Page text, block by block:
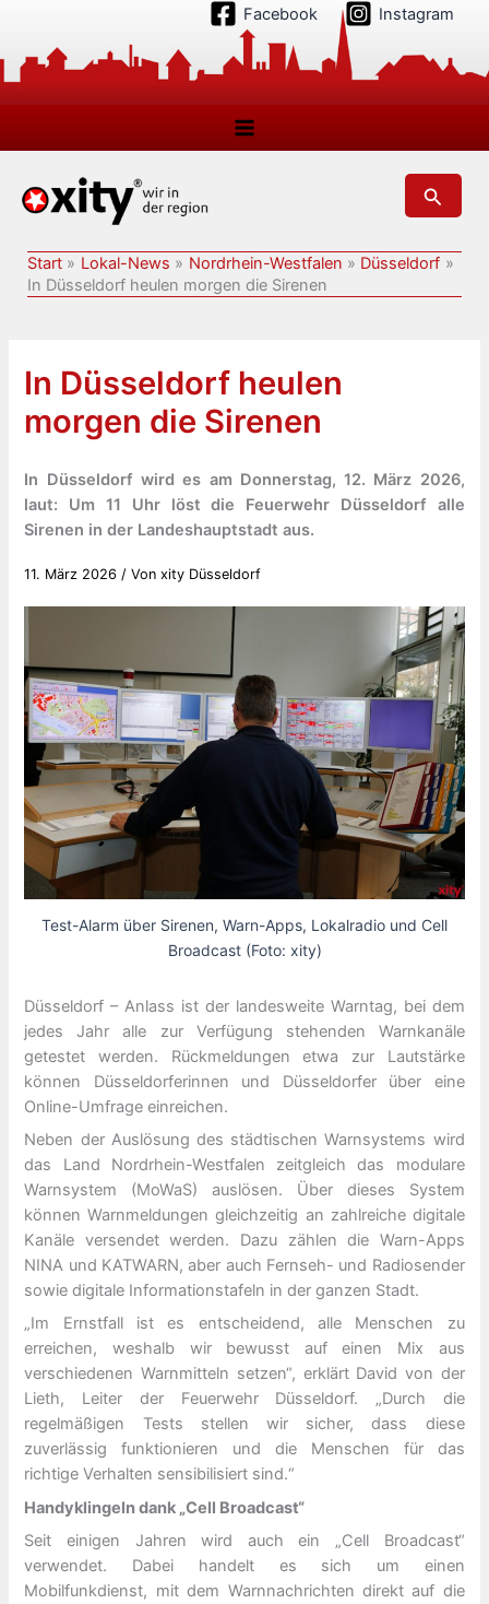
springen
Facebook Instagram
Suchen
Start Lokal-News Nordrhein-Westfalen
Düsseldorf
In Düsseldorf heulen morgen die Sirenen
In Düsseldorf heulen
morgen die Sirenen
In Düsseldorf wird es am Donnerstag, 12. März 2026,
laut: Um 11 Uhr löst die Feuerwehr Düsseldorf alle
Sirenen in der Landeshauptstadt aus.
11. März 2026 / Vonxity Düsseldorf
Test-Alarm über Sirenen, Warn-Apps, Lokalradio und Cell
Broadcast (Foto: xity)
Düsseldorf – Anlass ist der landesweite Warntag, bei dem
jedes Jahr alle zur Verfügung stehenden Warnkanäle
getestet werden. Rückmeldungen etwa zur Lautstärke
können Düsseldorferinnen und Düsseldorfer über eine
Online-Umfrage einreichen.
Neben der Auslösung des städtischen Warnsystems wird
das Land Nordrhein-Westfalen zeitgleich das modulare
Warnsystem (MoWaS) auslösen. Über dieses System
können Warnmeldungen gleichzeitig an zahlreiche digitale
Kanäle versendet werden. Dazu zählen die Warn-Apps
NINA und KATWARN, aber auch Fernseh- und Radiosender
sowie digitale Informationstafeln in der ganzen Stadt.
„Im Ernstfall ist es entscheidend, alle Menschen zu
erreichen, weshalb wir bewusst auf einen Mix aus
verschiedenen Warnmitteln setzen“, erklärt David von der
Lieth, Leiter der Feuerwehr Düsseldorf. „Durch die
regelmäßigen Tests stellen wir sicher, dass diese
zuverlässig funktionieren und die Menschen für das
richtige Verhalten sensibilisiert sind.“
Handyklingeln dank „Cell Broadcast“
Seit einigen Jahren wird auch ein „Cell Broadcast“
verwendet. Dabei handelt es sich um einen
Mobilfunkdienst, mit dem Warnnachrichten direkt auf die